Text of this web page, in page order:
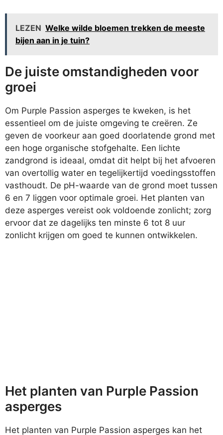
LEZEN Welke wilde bloemen trekken de meeste
bijen aan in je tuin?
De juiste omstandigheden voor
groei
Om Purple Passion asperges te kweken, is het
essentieel om de juiste omgeving te creëren. Ze
geven de voorkeur aan goed doorlatende grond met
een hoge organische stofgehalte. Een lichte
zandgrond is ideaal, omdat dit helpt bij het afvoeren
van overtollig water en tegelijkertijd voedingsstoffen
vasthoudt. De pH-waarde van de grond moet tussen
6 en 7 liggen voor optimale groei. Het planten van
deze asperges vereist ook voldoende zonlicht; zorg
ervoor dat ze dagelijks ten minste 6 tot 8 uur
zonlicht krijgen om goed te kunnen ontwikkelen.
Het planten van Purple Passion
asperges
Het planten van Purple Passion asperges kan het